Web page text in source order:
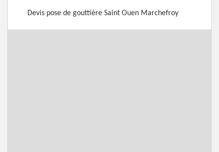
Devis pose de gouttière Saint Ouen Marchefroy